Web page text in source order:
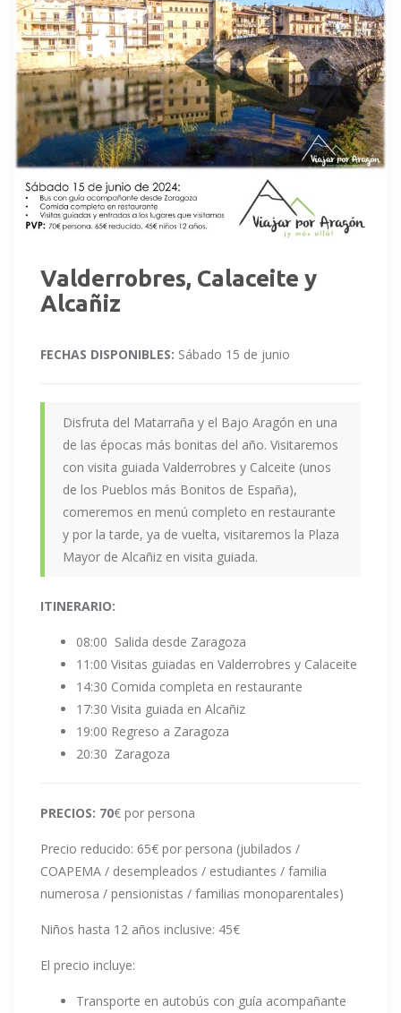
Valderrobres, Calaceite y
Alcañiz
FECHAS DISPONIBLES: Sábado 15 de junio
Disfruta del Matarraña y el Bajo Aragón en una
de las épocas más bonitas del año. Visitaremos
con visita guiada Valderrobres y Calceite (unos
de los Pueblos más Bonitos de España),
comeremos en menú completo en restaurante
y por la tarde, ya de vuelta, visitaremos la Plaza
Mayor de Alcañiz en visita guiada.
ITINERARIO:
08:00 Salida desde Zaragoza
11:00 Visitas guiadas en Valderrobres y Calaceite
14:30 Comida completa en restaurante
17:30 Visita guiada en Alcañiz
19:00 Regreso a Zaragoza
20:30 Zaragoza
PRECIOS: 70€ por persona
Precio reducido: 65€ por persona (jubilados /
COAPEMA / desempleados / estudiantes / familia
numerosa / pensionistas / familias monoparentales)
Niños hasta 12 años inclusive: 45€
El precio incluye:
Transporte en autobús con guía acompañante